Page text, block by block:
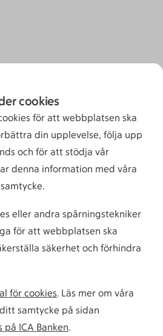
cookies
för att webbplatsen ska
din upplevelse, följa upp
och för att stödja vår
denna information med våra
eller andra spårningstekniker
för att webbplatsen ska
säkerhet och förhindra
för cookies. Läs mer om våra
samtycke på sidan
ICA Banken.